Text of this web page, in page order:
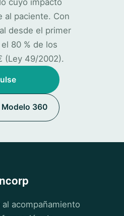
cuyo impacto
al paciente. Con
desde el primer
80 % de los
(Ley 49/2002).
Modelo 360
acompañamiento